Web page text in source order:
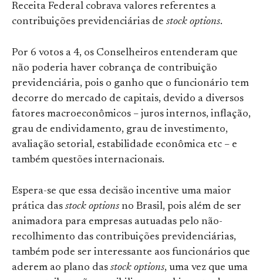
Receita Federal cobrava valores referentes a
contribuições previdenciárias de stock options.
Por 6 votos a 4, os Conselheiros entenderam que
não poderia haver cobrança de contribuição
previdenciária, pois o ganho que o funcionário tem
decorre do mercado de capitais, devido a diversos
fatores macroeconômicos – juros internos, inflação,
grau de endividamento, grau de investimento,
avaliação setorial, estabilidade econômica etc – e
também questões internacionais.
Espera-se que essa decisão incentive uma maior
prática das stock options no Brasil, pois além de ser
animadora para empresas autuadas pelo não-
recolhimento das contribuições previdenciárias,
também pode ser interessante aos funcionários que
aderem ao plano das stock options, uma vez que uma